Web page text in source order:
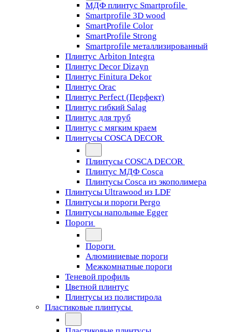
МДФ плинтус Smartprofile
Smartprofile 3D wood
SmartProfile Color
SmartProfile Strong
Smartprofile металлизированный
Плинтус Arbiton Integra
Плинтус Decor Dizayn
Плинтус Finitura Dekor
Плинтус Orac
Плинтус Perfect (Перфект)
Плинтус гибкий Salag
Плинтус для труб
Плинтус с мягким краем
Плинтусы COSCA DECOR
Плинтусы COSCA DECOR
Плинтус МДФ Cosca
Плинтусы Cosca из экополимера
Плинтусы Ultrawood из LDF
Плинтусы и пороги Pergo
Плинтусы напольные Egger
Пороги
Пороги
Алюминиевые пороги
Межкомнатные пороги
Теневой профиль
Цветной плинтус
Плинтусы из полистирола
Пластиковые плинтусы